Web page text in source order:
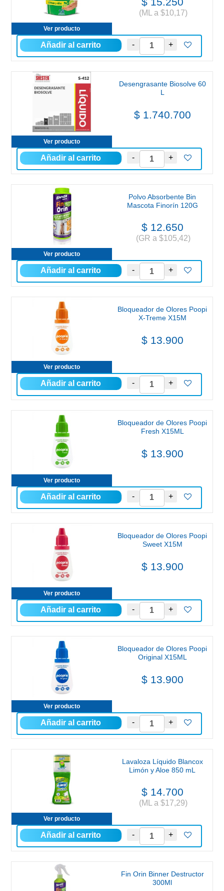
Ver producto
(ML a $10,17)
Ver producto
Desengrasante Biosolve 60
L
$ 1.740.700
Ver producto
Polvo Absorbente Bin
Mascota Finorín 120G
$ 12.650
(GR a $105,42)
Ver producto
Bloqueador de Olores Poopi
X-Treme X15M
$ 13.900
Ver producto
Bloqueador de Olores Poopi
Fresh X15ML
$ 13.900
Ver producto
Bloqueador de Olores Poopi
Sweet X15M
$ 13.900
Ver producto
Bloqueador de Olores Poopi
Original X15ML
$ 13.900
Ver producto
Lavaloza Líquido Blancox
Limón y Aloe 850 mL
$ 14.700
(ML a $17,29)
Fin Orin Binner Destructor
300Ml